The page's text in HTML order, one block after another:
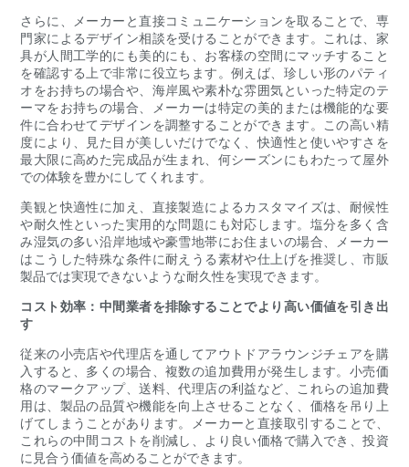
さらに、メーカーと直接コミュニケーションを取ることで、専
門家によるデザイン相談を受けることができます。これは、家
具が人間工学的にも美的にも、お客様の空間にマッチすること
を確認する上で非常に役立ちます。例えば、珍しい形のパティ
オをお持ちの場合や、海岸風や素朴な雰囲気といった特定のテ
ーマをお持ちの場合、メーカーは特定の美的または機能的な要
件に合わせてデザインを調整することができます。この高い精
度により、見た目が美しいだけでなく、快適性と使いやすさを
最大限に高めた完成品が生まれ、何シーズンにもわたって屋外
での体験を豊かにしてくれます。
美観と快適性に加え、直接製造によるカスタマイズは、耐候性
や耐久性といった実用的な問題にも対応します。塩分を多く含
み湿気の多い沿岸地域や豪雪地帯にお住まいの場合、メーカー
はこうした特殊な条件に耐えうる素材や仕上げを推奨し、市販
製品では実現できないような耐久性を実現できます。
コスト効率：中間業者を排除することでより高い価値を引き出
す
従来の小売店や代理店を通してアウトドアラウンジチェアを購
入すると、多くの場合、複数の追加費用が発生します。小売価
格のマークアップ、送料、代理店の利益など、これらの追加費
用は、製品の品質や機能を向上させることなく、価格を吊り上
げてしまうことがあります。メーカーと直接取引することで、
これらの中間コストを削減し、より良い価格で購入でき、投資
に見合う価値を高めることができます。